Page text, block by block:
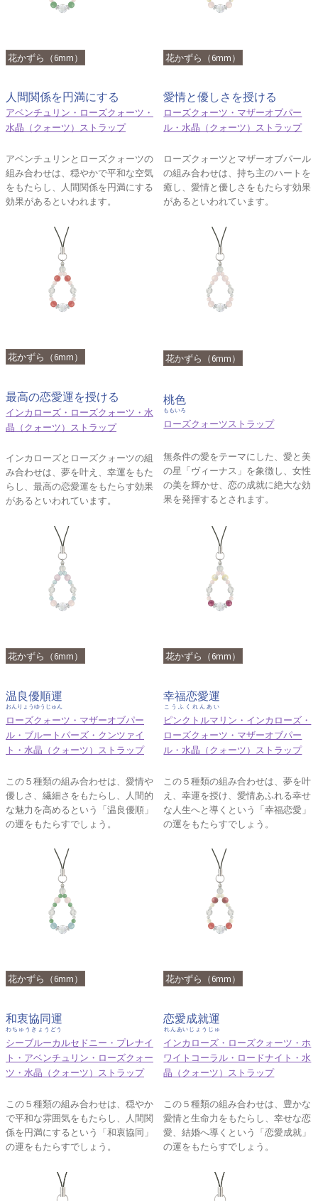
花かずら（6mm）
人間関係を円満にする
アベンチュリン・ローズクォーツ・
水晶（クォーツ）ストラップ
アベンチュリンとローズクォーツの
組み合わせは、穏やかで平和な空気
をもたらし、人間関係を円満にする
効果があるといわれます。
花かずら（6mm）
愛情と優しさを授ける
ローズクォーツ・マザーオブパー
ル・水晶（クォーツ）ストラップ
ローズクォーツとマザーオブパール
の組み合わせは、持ち主のハートを
癒し、愛情と優しさをもたらす効果
があるといわれています。
花かずら（6mm）
最高の恋愛運を授ける
インカローズ・ローズクォーツ・水
晶（クォーツ）ストラップ
インカローズとローズクォーツの組
み合わせは、夢を叶え、幸運をもた
らし、最高の恋愛運をもたらす効果
があるといわれています。
花かずら（6mm）
桃色
ももいろ
ローズクォーツストラップ
無条件の愛をテーマにした、愛と美
の星「ヴィーナス」を象徴し、女性
の美を輝かせ、恋の成就に絶大な効
果を発揮するとされます。
花かずら（6mm）
温良優順運
おんりょうゆうじゅん
ローズクォーツ・マザーオブパー
ル・ブルートパーズ・クンツァイ
ト・水晶（クォーツ）ストラップ
この５種類の組み合わせは、愛情や
優しさ、繊細さをもたらし、人間的
な魅力を高めるという「温良優順」
の運をもたらすでしょう。
花かずら（6mm）
幸福恋愛運
こうふくれんあい
ピンクトルマリン・インカローズ・
ローズクォーツ・マザーオブパー
ル・水晶（クォーツ）ストラップ
この５種類の組み合わせは、夢を叶
え、幸運を授け、愛情あふれる幸せ
な人生へと導くという「幸福恋愛」
の運をもたらすでしょう。
花かずら（6mm）
和衷協同運
わちゅうきょうどう
シーブルーカルセドニー・プレナイ
ト・アベンチュリン・ローズクォー
ツ・水晶（クォーツ）ストラップ
この５種類の組み合わせは、穏やか
で平和な雰囲気をもたらし、人間関
係を円満にするという「和衷協同」
の運をもたらすでしょう。
花かずら（6mm）
恋愛成就運
れんあいじょうじゅ
インカローズ・ローズクォーツ・ホ
ワイトコーラル・ロードナイト・水
晶（クォーツ）ストラップ
この５種類の組み合わせは、豊かな
愛情と生命力をもたらし、幸せな恋
愛、結婚へ導くという「恋愛成就」
の運をもたらすでしょう。